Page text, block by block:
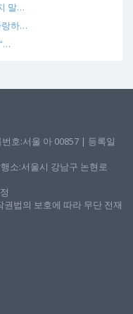
말…
랑하…
호:서울 아 00857 | 등록일
소:서울시 강남구 논현로
법의 보호에 따라 무단 전재